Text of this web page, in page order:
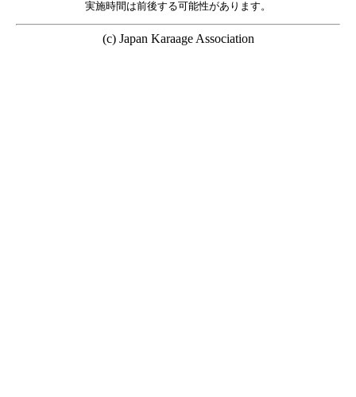
実施時間は前後する可能性があります。
(c) Japan Karaage Association